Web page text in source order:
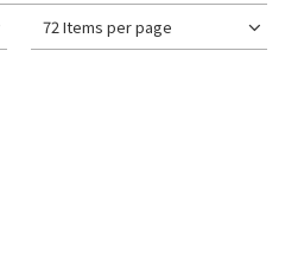
72 Items per page